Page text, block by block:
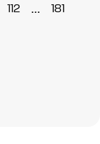
112 ... 181